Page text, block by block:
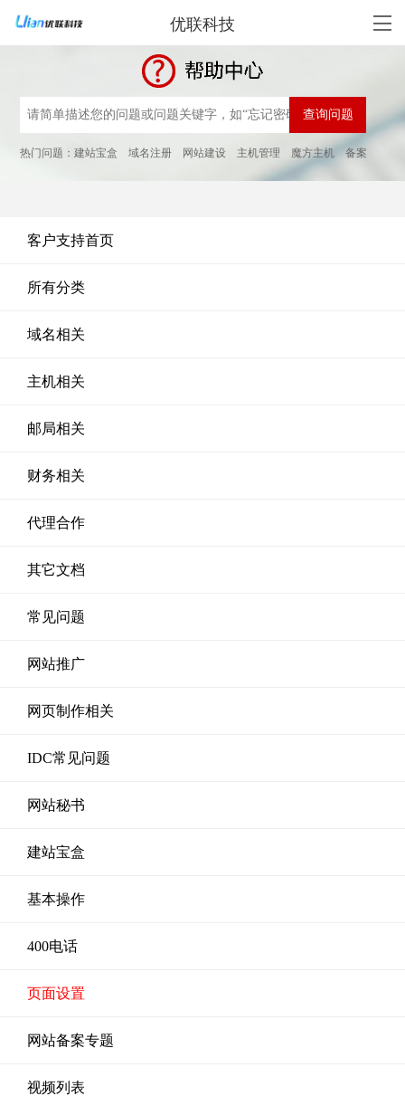
优联科技
热门问题：建站宝盒 域名注册 网站建设 主机管理 魔方主机 备案
客户支持首页
所有分类
域名相关
主机相关
邮局相关
财务相关
代理合作
其它文档
常见问题
网站推广
网页制作相关
IDC常见问题
网站秘书
建站宝盒
基本操作
400电话
页面设置
网站备案专题
视频列表